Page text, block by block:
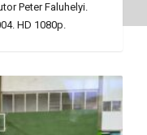
Peter Faluhelyi.
HD 1080p.